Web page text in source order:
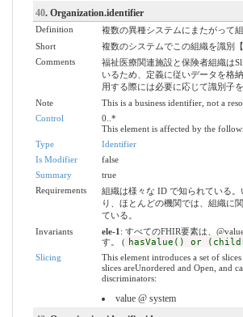
40. Organization.identifier
Definition
複数の異種システムにまたがって
Short
複数のシステムでこの組織を識別【
Comments
福祉医療関連施設と保険者組織は
いるため、定義に従いデータを格
用する際には必要に応じて識別子
Note
This is a business identifier, not a
Control
0..*
This element is affected by the
Type
Identifier
Is Modifier
false
Summary
true
Requirements
組織は様々な ID で知られている
り、ほとんどの機関では、組織に
ている。
Invariants
ele-1 : すべてのFHIR要素は、
す。 ( hasValue() or
Slicing This element introduces a set of slices
slices areUnordered and Open, and
discriminators:
value @ system